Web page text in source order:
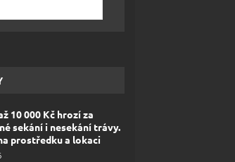
10 000 Kč hrozí za
sekání i nesekání trávy.
prostředku a lokaci